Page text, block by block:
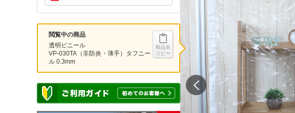
閲覧中の商品
透明ビニール
VP-030TA（非防炎・薄手）タフニー
ル 0.3mm
商品名
コピー